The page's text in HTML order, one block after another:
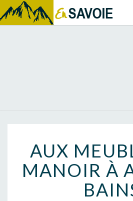
AUX
MANOIR À